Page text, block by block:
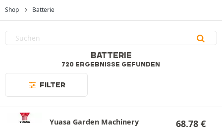
Shop Batterie
BATTERIE
720 ERGEBNISSE GEFUNDEN
FILTER
Yuasa Garden Machinery
68,78 €